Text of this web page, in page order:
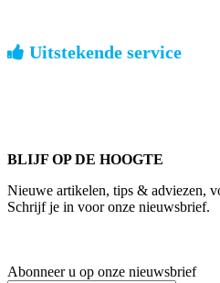
Uitstekende service
BLIJF OP DE HOOGTE
Nieuwe artikelen, tips & adviezen,
Schrijf je in voor onze nieuwsbrief.
Abonneer u op onze nieuwsbrief